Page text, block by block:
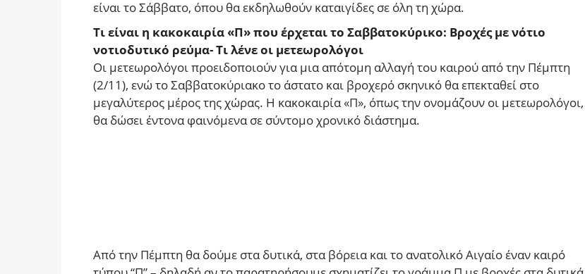
είναι το Σάββατο, όπου θα εκδηλωθούν καταιγίδες σε όλη τη χώρα.
Τι είναι η κακοκαιρία «Π» που έρχεται το Σαββατοκύρικο: Βροχές με νότιο
νοτιοδυτικό ρεύμα- Τι λένε οι μετεωρολόγοι
Οι μετεωρολόγοι προειδοποιούν για μια απότομη αλλαγή του καιρού από την Πέμπτη
(2/11), ενώ το Σαββατοκύριακο το άστατο και βροχερό σκηνικό θα επεκταθεί στο
μεγαλύτερος μέρος της χώρας. Η κακοκαιρία «Π», όπως την ονομάζουν οι μετεωρολόγοι,
θα δώσει έντονα φαινόμενα σε σύντομο χρονικό διάστημα.
Από την Πέμπτη θα δούμε στα δυτικά, στα βόρεια και το ανατολικό Αιγαίο έναν καιρό